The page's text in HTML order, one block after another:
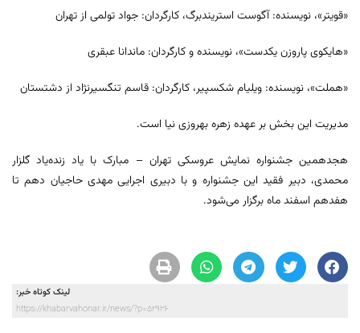
«قویتر»، نویسنده: آگوست استریندبرگ، کارگردان: جواد تولمی از تهران
«هایکوی پاروزن یکدست»، نویسنده و کارگردان: ماندانا عبقری
«هملت»، نویسنده: ویلیام شکسپیر، کارگردان: قاسم تنگسیرنژاد از دشتستان
مدیریت این بخش بر عهده زهره بهروزی نیا است.
هجدهمین جشنواره نمایش عروسکی تهران – مبارک با یاد زنده‌یاد گلزار
محمدی، دبیر فقید این جشنواره و با دبیری اجرایی مهدی حاجیان دهم تا
هفدهم اسفند ماه برگزار می‌شود.
لینک کوتاه خبر:
https://khabarvahonar.ir/news/?p=52926